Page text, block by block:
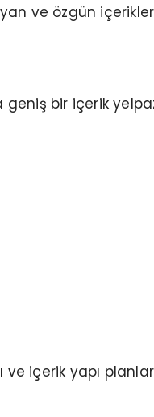
ve özgün
geniş bir içerik
içerik yapı